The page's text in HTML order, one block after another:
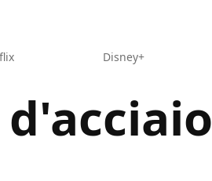
Disney+